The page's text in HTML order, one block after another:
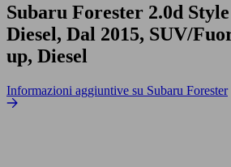
Subaru Forester 2.0d
Diesel, Dal 2015, SUV/
up, Diesel
Informazioni aggiuntive su Subaru Forester